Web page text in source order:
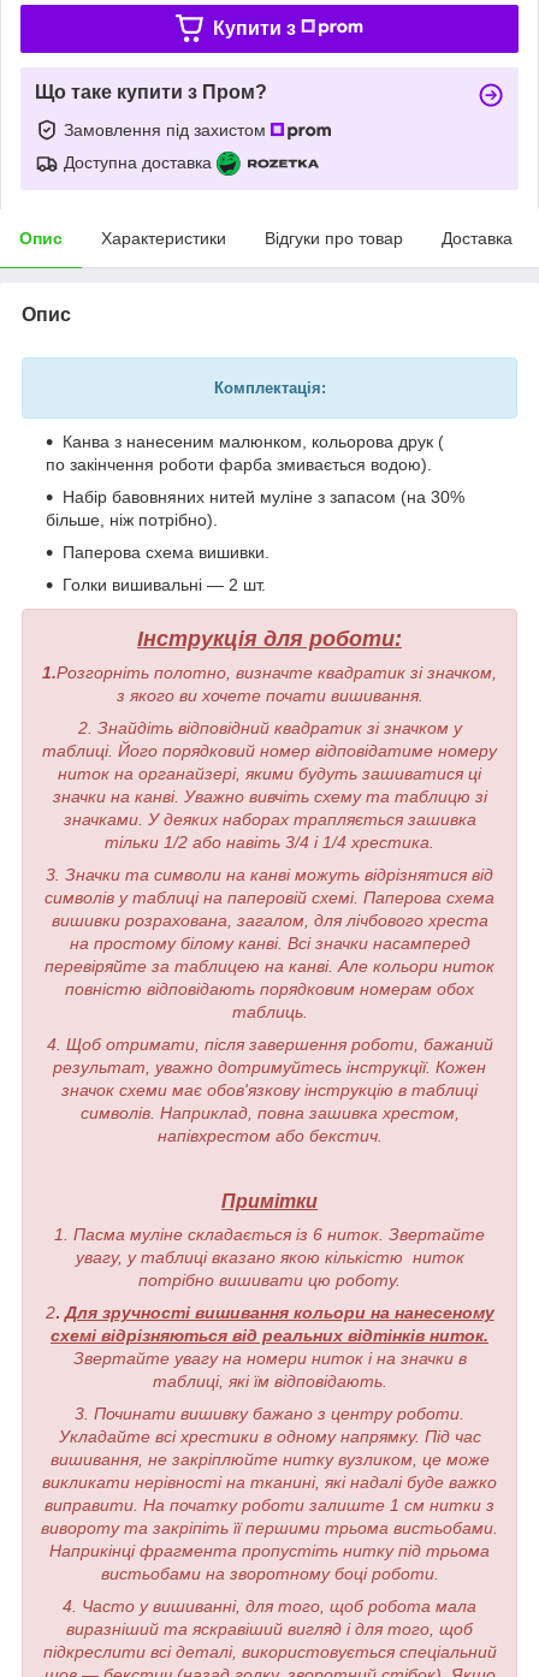
Купити з
Що таке купити з Пром?
Замовлення під захистом
Доступна доставка
Опис Характеристики Відгуки про товар Доставка
Опис
Комплектація:
Канва з нанесеним малюнком, кольорова друк (
по закінчення роботи фарба змивається водою).
Набір бавовняних нитей муліне з запасом (на 30%
більше, ніж потрібно).
Паперова схема вишивки.
Голки вишивальні — 2 шт.
Інструкція для роботи:
1.Розгорніть полотно, визначте квадратик зі значком,
з якого ви хочете почати вишивання.
2. Знайдіть відповідний квадратик зі значком у
таблиці. Його порядковий номер відповідатиме номеру
ниток на органайзері, якими будуть зашиватися ці
значки на канві. Уважно вивчіть схему та таблицю зі
значками. У деяких наборах трапляється зашивка
тільки 1/2 або навіть 3/4 і 1/4 хрестика.
3. Значки та символи на канві можуть відрізнятися від
символів у таблиці на паперовій схемі. Паперова схема
вишивки розрахована, загалом, для лічбового хреста
на простому білому канві. Всі значки насамперед
перевіряйте за таблицею на канві. Але кольори ниток
повністю відповідають порядковим номерам обох
таблиць.
4. Щоб отримати, після завершення роботи, бажаний
результат, уважно дотримуйтесь інструкції. Кожен
значок схеми має обов'язкову інструкцію в таблиці
символів. Наприклад, повна зашивка хрестом,
напівхрестом або бекстич.
Примітки
1. Пасма муліне складається із 6 ниток. Звертайте
увагу, у таблиці вказано якою кількістю ниток
потрібно вишивати цю роботу.
2. Для зручності вишивання кольори на нанесеному
схемі відрізняються від реальних відтінків ниток.
Звертайте увагу на номери ниток і на значки в
таблиці, які їм відповідають.
3. Починати вишивку бажано з центру роботи.
Укладайте всі хрестики в одному напрямку. Під час
вишивання, не закріплюйте нитку вузликом, це може
викликати нерівності на тканині, які надалі буде важко
виправити. На початку роботи залиште 1 см нитки з
вивороту та закріпіть її першими трьома вистьобами.
Наприкінці фрагмента пропустіть нитку під трьома
вистьобами на зворотному боці роботи.
4. Часто у вишиванні, для того, щоб робота мала
виразніший та яскравіший вигляд і для того, щоб
підкреслити всі деталі, використовується спеціальний